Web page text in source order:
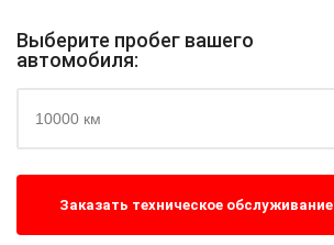
Выберите пробег вашего
автомобиля:
10000 км
Заказать техническое обслуживание